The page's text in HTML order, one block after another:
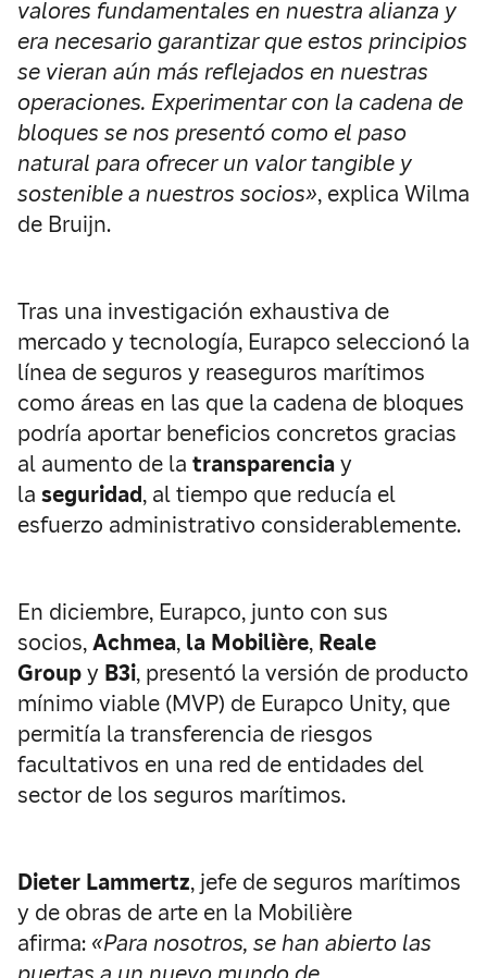
valores fundamentales en nuestra alianza y
era necesario garantizar que estos principios
se vieran aún más reflejados en nuestras
operaciones. Experimentar con la cadena de
bloques se nos presentó como el paso
natural para ofrecer un valor tangible y
sostenible a nuestros socios», explica Wilma
de Bruijn.
Tras una investigación exhaustiva de
mercado y tecnología, Eurapco seleccionó la
línea de seguros y reaseguros marítimos
como áreas en las que la cadena de bloques
podría aportar beneficios concretos gracias
al aumento de la transparenciay
la seguridad, al tiempo que reducía el
esfuerzo administrativo considerablemente.
En diciembre, Eurapco, junto con sus
socios,Achmea, la Mobilière, Reale
Groupy B3i, presentó la versión de producto
mínimo viable (MVP) de Eurapco Unity, que
permitía la transferencia de riesgos
facultativos en una red de entidades del
sector de los seguros marítimos.
Dieter Lammertz, jefe de seguros marítimos
y de obras de arte en la Mobilière
afirma: «Para nosotros, se han abierto las